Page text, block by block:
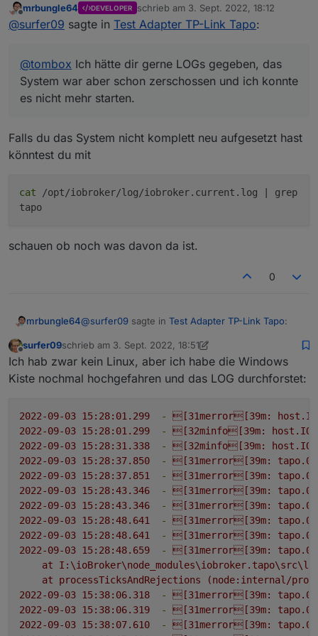
es nicht mehr starten.
Was ich sicher sagen kann: Es war eine Steckdose
Bemerkt hatte ich das Problem auch erst, als ich
gesehen hatte, dass sich die Steckdosen nicht
einschalteten.
Ich wollte dann zum Testen manuell den Datenpunkt
einschaltet, das funktionierte aber auch nicht mehr. Er
hatte dann auch einen Fehler, aber den Wortlaut kann
ich dir leider auch nicht sagen. Es war aber nicht der
Offline
mrbungle64 DEVELOPER schrieb am 3. Sept. 2022, 18:12
zuletzt editiert von
@surfer09 sagte in Test Adapter TP-Link Tapo:
@tombox Ich hätte dir gerne LOGs gegeben, das
System war aber schon zerschossen und ich konnte
es nicht mehr starten.
Falls du das System nicht komplett neu aufgesetzt hast
könntest du mit
cat /opt/iobroker/log/iobroker.current.log | grep
tapo
schauen ob noch was davon da ist.
0
mrbungle64@surfer09 sagte in Test Adapter TP-Link Tapo:
@tombox Ich hätte dir gerne LOGs gegeben,
das System war aber schon zerschossen
und ich konnte es nicht mehr starten.
Falls du das System nicht komplett neu aufgesetzt
schauen ob noch was davon da ist.
Offline
surfer09schrieb am 3. Sept. 2022, 18:51
zuletzt editiert von surfer099. März 2022, 21:15
Ich hab zwar kein Linux, aber ich habe die Windows
Kiste nochmal hochgefahren und das LOG durchforstet:
2022-09-03 15:28:01.299 - [31merror[39m:
2022-09-03 15:28:01.299
- [32minfo[39m:
2022-09-03 15:28:31.338
- [32minfo[39m:
2022-09-03 15:28:37.850
- [31merror[39m: tapo.0
2022-09-03 15:28:37.851
- [31merror[39m: tapo.0
2022-09-03 15:28:43.346
- [31merror[39m: tapo.0
2022-09-03 15:28:43.346
- [31merror[39m: tapo.0
2022-09-03 15:28:48.641
- [31merror[39m: tapo.0
2022-09-03 15:28:48.641
- [31merror[39m: tapo.0
2022-09-03 15:28:48.659
- [31merror[39m: tapo.0
at
at
processTicksAndRejections
(node:internal/
2022-09-03 15:38:06.318
- [31merror[39m: tapo.0
2022-09-03 15:38:06.319
- [31merror[39m: tapo.0
2022-09-03 15:38:07.610
- [31merror[39m: tapo.0